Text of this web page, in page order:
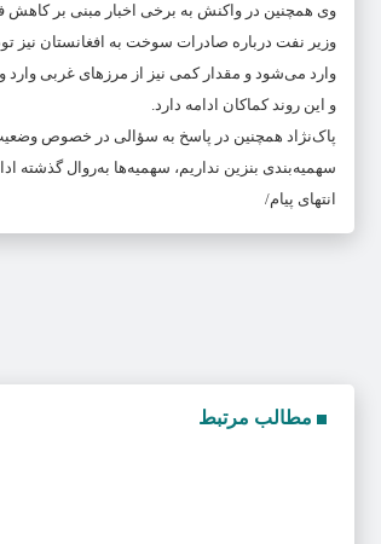
وی همچنین در واکنش به برخی اخبار مبنی بر کاهش
وزیر نفت درباره صادرات سوخت به افغانستان نیز
وارد می‌شود و مقدار کمی نیز از مرزهای غربی وارد
و این روند کماکان ادامه دارد.
پاک‌نژاد همچنین در پاسخ به سؤالی در خصوص وضعیت
سهمیه‌بندی بنزین نداریم، سهمیه‌ها به‌روال گذشته
انتهای پیام/
مطالب مرتبط